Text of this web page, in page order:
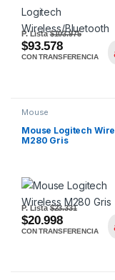
P. Lista$103.975
$93.578
CON TRANSFERENCIA
Mouse
Mouse Logitech
M280 Gris
P. Lista$23.331
$20.998
CON TRANSFERENCIA